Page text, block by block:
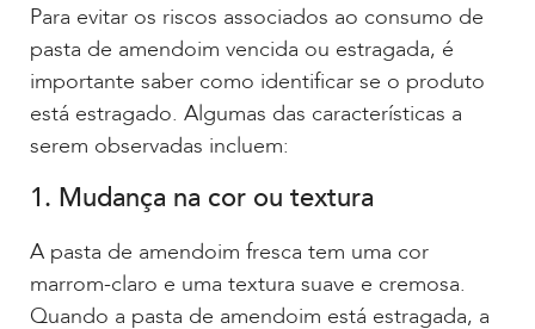
Para evitar os riscos associados ao consumo de
pasta de amendoim vencida ou estragada, é
importante saber como identificar se o produto
está estragado. Algumas das características a
serem observadas incluem:
1. Mudança na cor ou textura
A pasta de amendoim fresca tem uma cor
marrom-claro e uma textura suave e cremosa.
Quando a pasta de amendoim está estragada, a